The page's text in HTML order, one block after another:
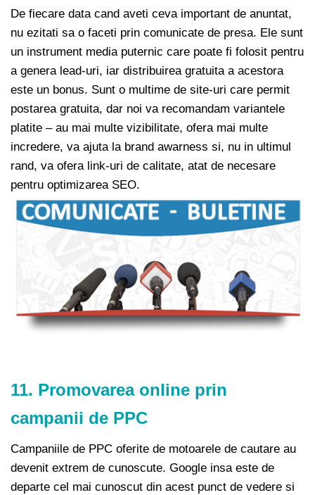
De fiecare data cand aveti ceva important de anuntat,
nu ezitati sa o faceti prin comunicate de presa. Ele sunt
un instrument media puternic care poate fi folosit pentru
a genera lead-uri, iar distribuirea gratuita a acestora
este un bonus. Sunt o multime de site-uri care permit
postarea gratuita, dar noi va recomandam variantele
platite – au mai multe vizibilitate, ofera mai multe
incredere, va ajuta la brand awarness si, nu in ultimul
rand, va ofera link-uri de calitate, atat de necesare
pentru optimizarea SEO.
11. Promovarea online prin
campanii de PPC
Campaniile de PPC oferite de motoarele de cautare au
devenit extrem de cunoscute. Google insa este de
departe cel mai cunoscut din acest punct de vedere si